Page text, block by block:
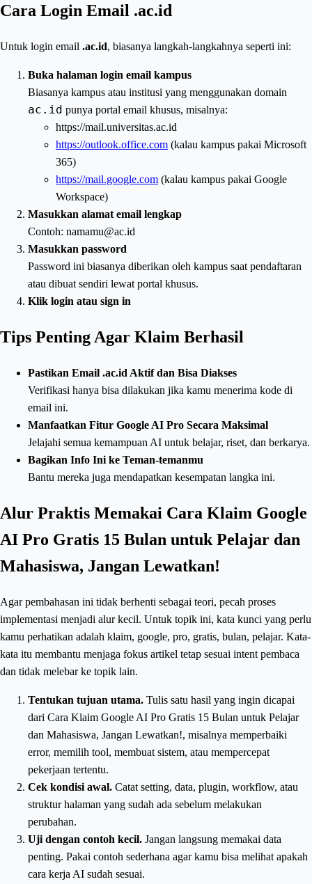
Cara Login Email .ac.id
Untuk login email .ac.id, biasanya langkah-langkahnya seperti ini:
Buka halaman login email kampus
Biasanya kampus atau institusi yang menggunakan domain
ac.id punya portal email khusus, misalnya:
https://mail.universitas.ac.id
https://outlook.office.com (kalau kampus pakai Microsoft
365)
https://mail.google.com (kalau kampus pakai Google
Workspace)
Masukkan alamat email lengkap
Contoh: namamu@ac.id
Masukkan password
Password ini biasanya diberikan oleh kampus saat pendaftaran
atau dibuat sendiri lewat portal khusus.
Klik login atau sign in
Tips Penting Agar Klaim Berhasil
Pastikan Email .ac.id Aktif dan Bisa Diakses
Verifikasi hanya bisa dilakukan jika kamu menerima kode di
email ini.
Manfaatkan Fitur Google AI Pro Secara Maksimal
Jelajahi semua kemampuan AI untuk belajar, riset, dan berkarya.
Bagikan Info Ini ke Teman-temanmu
Bantu mereka juga mendapatkan kesempatan langka ini.
Alur Praktis Memakai Cara Klaim Google
AI Pro Gratis 15 Bulan untuk Pelajar dan
Mahasiswa, Jangan Lewatkan!
Agar pembahasan ini tidak berhenti sebagai teori, pecah proses
implementasi menjadi alur kecil. Untuk topik ini, kata kunci yang perlu
kamu perhatikan adalah klaim, google, pro, gratis, bulan, pelajar. Kata-
kata itu membantu menjaga fokus artikel tetap sesuai intent pembaca
dan tidak melebar ke topik lain.
Tentukan tujuan utama. Tulis satu hasil yang ingin dicapai
dari Cara Klaim Google AI Pro Gratis 15 Bulan untuk Pelajar
dan Mahasiswa, Jangan Lewatkan!, misalnya memperbaiki
error, memilih tool, membuat sistem, atau mempercepat
pekerjaan tertentu.
Cek kondisi awal. Catat setting, data, plugin, workflow, atau
struktur halaman yang sudah ada sebelum melakukan
perubahan.
Uji dengan contoh kecil. Jangan langsung memakai data
penting. Pakai contoh sederhana agar kamu bisa melihat apakah
cara kerja AI sudah sesuai.